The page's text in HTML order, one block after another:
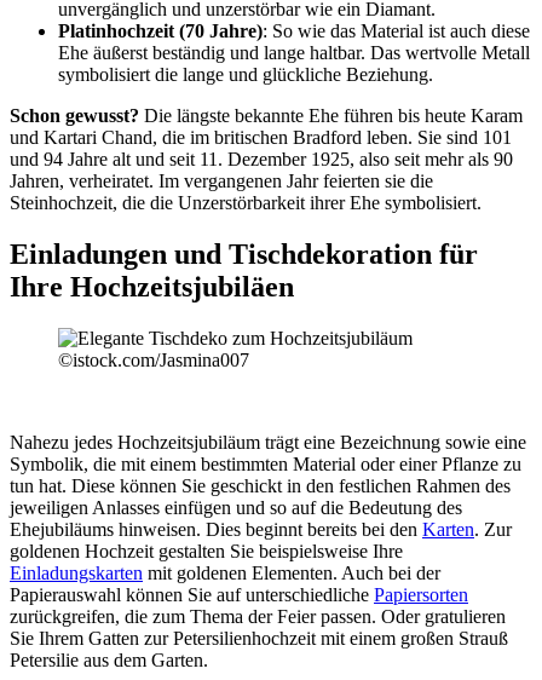
unvergänglich und unzerstörbar wie ein Diamant.
Platinhochzeit (70 Jahre): So wie das Material ist auch diese
Ehe äußerst beständig und lange haltbar. Das wertvolle Metall
symbolisiert die lange und glückliche Beziehung.
Schon gewusst? Die längste bekannte Ehe führen bis heute Karam
und Kartari Chand, die im britischen Bradford leben. Sie sind 101
und 94 Jahre alt und seit 11. Dezember 1925, also seit mehr als 90
Jahren, verheiratet. Im vergangenen Jahr feierten sie die
Steinhochzeit, die die Unzerstörbarkeit ihrer Ehe symbolisiert.
Einladungen und Tischdekoration für
Ihre Hochzeitsjubiläen
©istock.com/Jasmina007
Nahezu jedes Hochzeitsjubiläum trägt eine Bezeichnung sowie eine
Symbolik, die mit einem bestimmten Material oder einer Pflanze zu
tun hat. Diese können Sie geschickt in den festlichen Rahmen des
jeweiligen Anlasses einfügen und so auf die Bedeutung des
Ehejubiläums hinweisen. Dies beginnt bereits bei den Karten. Zur
goldenen Hochzeit gestalten Sie beispielsweise Ihre
Einladungskarten mit goldenen Elementen. Auch bei der
Papierauswahl können Sie auf unterschiedliche Papiersorten
zurückgreifen, die zum Thema der Feier passen. Oder gratulieren
Sie Ihrem Gatten zur Petersilienhochzeit mit einem großen Strauß
Petersilie aus dem Garten.